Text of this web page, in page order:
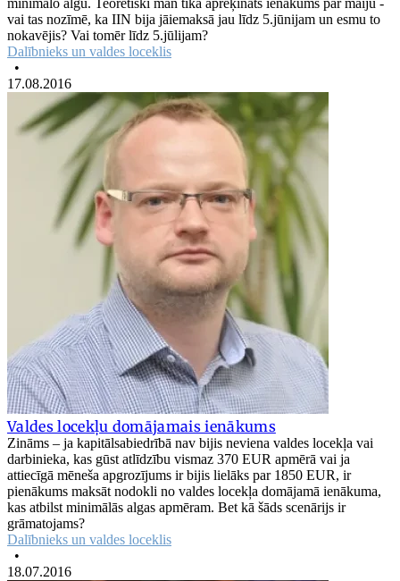
minimālo algu. Teorētiski man tika aprēķināts ienākums par maiju -
vai tas nozīmē, ka IIN bija jāiemaksā jau līdz 5.jūnijam un esmu to
nokavējis? Vai tomēr līdz 5.jūlijam?
Dalībnieks un valdes loceklis
•
17.08.2016
Valdes locekļu domājamais ienākums
Zināms – ja kapitālsabiedrībā nav bijis neviena valdes locekļa vai
darbinieka, kas gūst atlīdzību vismaz 370 EUR apmērā vai ja
attiecīgā mēneša apgrozījums ir bijis lielāks par 1850 EUR, ir
pienākums maksāt nodokli no valdes locekļa domājamā ienākuma,
kas atbilst minimālās algas apmēram. Bet kā šāds scenārijs ir
grāmatojams?
Dalībnieks un valdes loceklis
•
18.07.2016